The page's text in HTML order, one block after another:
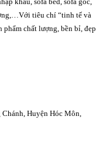
tiêu chí “tinh tế và
phẩm chất lượng, bền bỉ, đẹp
Huyện Hóc Môn,